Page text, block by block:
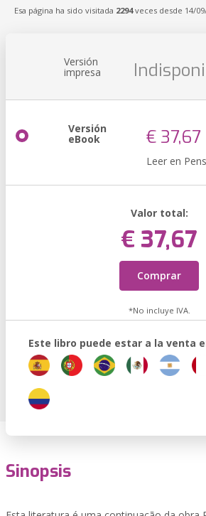
Esa página ha sido visitada 2294veces desde 14/
Versión
impresa
Versión
eBook € 37,67
Leer en
Valor total:
€ 37,67
Comprar
*No incluye IVA.
Este libro puede estar a la venta
Sinopsis